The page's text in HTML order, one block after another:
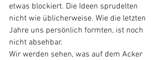
etwas blockiert. Die Ideen sprudelten
nicht wie üblicherweise. Wie die letzten
Jahre uns persönlich formten, ist noch
nicht absehbar.
Wir werden sehen, was auf dem Acker